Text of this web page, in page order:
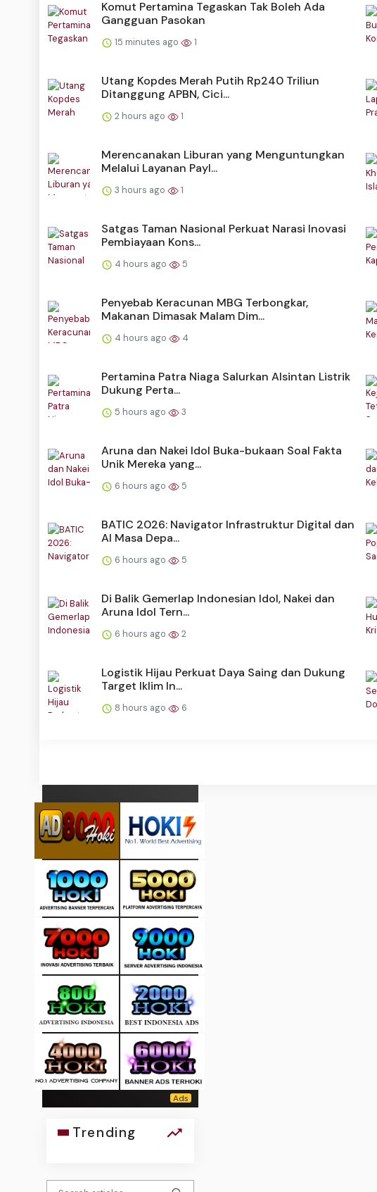
Komut Pertamina Tegaskan Tak Boleh Ada
Gangguan Pasokan
15 minutes ago 1
Utang Kopdes Merah Putih Rp240 Triliun
Ditanggung APBN, Cici...
2 hours ago 1
Merencanakan Liburan yang Menguntungkan
Melalui Layanan Payl...
3 hours ago 1
Satgas Taman Nasional Perkuat Narasi Inovasi
Pembiayaan Kons...
4 hours ago 5
Penyebab Keracunan MBG Terbongkar,
Makanan Dimasak Malam Dim...
4 hours ago 4
Pertamina Patra Niaga Salurkan Alsintan Listrik
Dukung Perta...
5 hours ago 3
Aruna dan Nakei Idol Buka-bukaan Soal Fakta
Unik Mereka yang...
6 hours ago 5
BATIC 2026: Navigator Infrastruktur Digital dan
AI Masa Depa...
6 hours ago 5
Di Balik Gemerlap Indonesian Idol, Nakei dan
Aruna Idol Tern...
6 hours ago 2
Logistik Hijau Perkuat Daya Saing dan Dukung
Target Iklim In...
8 hours ago 6
Trending